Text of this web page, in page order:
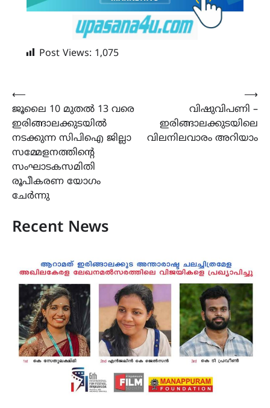
Post Views: 1,075
Post
navigation
⟵
ജൂലൈ 10 മുതൽ 13 വരെ
ഇരിങ്ങാലക്കുടയിൽ
നടക്കുന്ന സിപിഐ ജില്ലാ
സമ്മേളനത്തിന്റെ
സംഘാടകസമിതി
രൂപീകരണ യോഗം
ചേർന്നു
വിഷുവിപണി –
ഇരിങ്ങാലക്കുടയിലെ
വിലനിലവാരം അറിയാം
⟶
Recent News